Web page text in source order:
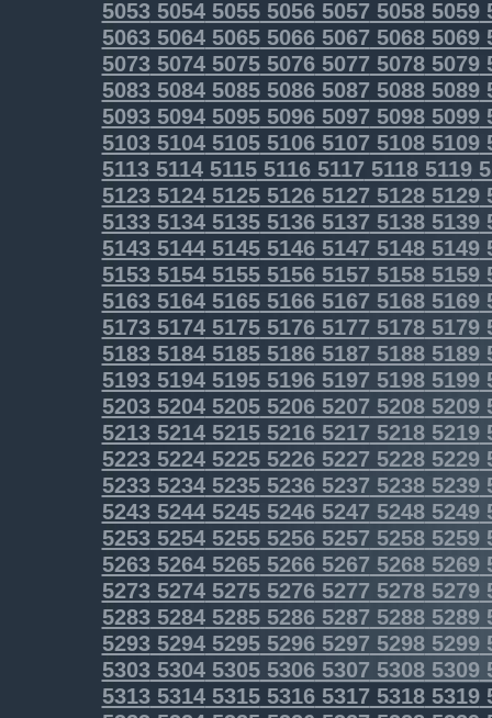
5053505450555056505750585059
5063506450655066506750685069
5073507450755076507750785079
5083508450855086508750885089
5093509450955096509750985099
5103510451055106510751085109
5113511451155116511751185119
5123512451255126512751285129
5133513451355136513751385139
5143514451455146514751485149
5153515451555156515751585159
5163516451655166516751685169
5173517451755176517751785179
5183518451855186518751885189
51935194519551965197 51985199
52035204520552065207 52085209
5213521452155216521752185219
52235224522552265227 52285229
52335234523552365237 52385239
52435244524552465247 52485249
52535254525552565257 52585259
52635264526552665267 52685269
52735274527552765277 52785279
52835284528552865287 52885289
52935294529552965297 52985299
53035304530553065307 53085309
5313531453155316531753185319